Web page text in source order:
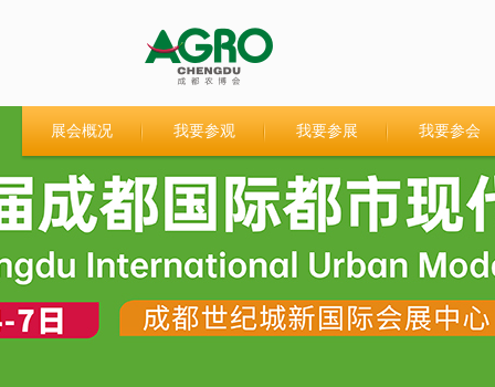
展会概况 我要参观 我要参展 我要参会